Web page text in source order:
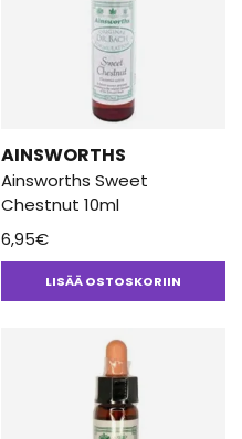
AINSWORTHS
Ainsworths Sweet
Chestnut 10ml
6,95€
LISÄÄ OSTOSKORIIN